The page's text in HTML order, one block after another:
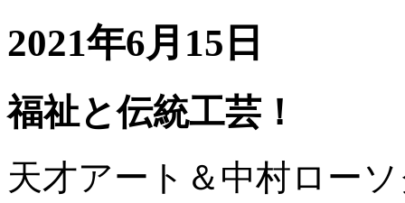
2021年6月15日
福祉と伝統工芸！
天才アート＆中村ロー